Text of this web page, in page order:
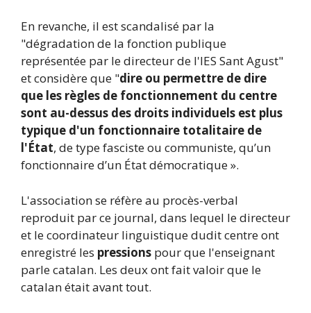
En revanche, il est scandalisé par la
"dégradation de la fonction publique
représentée par le directeur de l'IES Sant Agust"
et considère que "dire ou permettre de dire
que les règles de fonctionnement du centre
sont au-dessus des droits individuels est plus
typique d'un fonctionnaire totalitaire de
l'État, de type fasciste ou communiste, qu’un
fonctionnaire d’un État démocratique ».
L'association se réfère au procès-verbal
reproduit par ce journal, dans lequel le directeur
et le coordinateur linguistique dudit centre ont
enregistré les pressions pour que l'enseignant
parle catalan. Les deux ont fait valoir que le
catalan était avant tout.